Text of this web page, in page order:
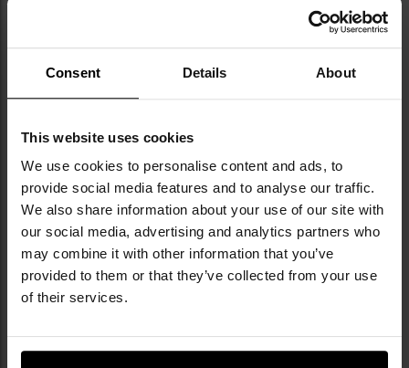
Consent Details About
This website uses cookies
We use cookies to personalise content and ads, to
provide social media features and to analyse our traffic.
We also share information about your use of our site with
our social media, advertising and analytics partners who
may combine it with other information that you’ve
provided to them or that they’ve collected from your use
of their services.
POKROWIEC PRZECIWDESZCZOWY,
ELEMENTY ODBLASKOWE ALPINUS
SAFETY
Plecak wyposażono w pokrowiec przeciwdeszczowy
odblaskowe elementy Alpinus
Safetyzapewniające bezpieczeństwo podczas